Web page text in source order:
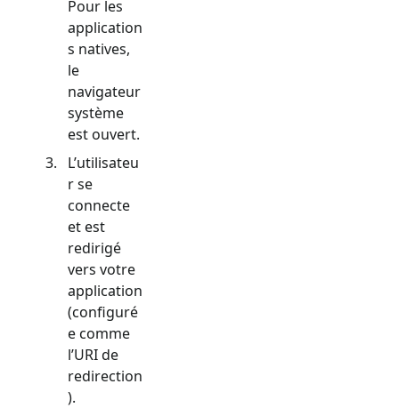
Pour les
application
s natives,
le
navigateur
système
est ouvert.
L’utilisateu
r se
connecte
et est
redirigé
vers votre
application
(configuré
e comme
l’URI de
redirection
).